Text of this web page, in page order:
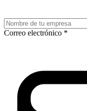
Correo electrónico *